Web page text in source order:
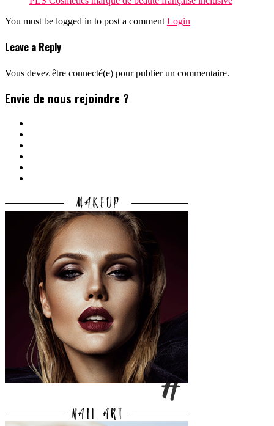
You must be logged in to post a comment Login
Leave a Reply
Vous devez être connecté(e) pour publier un commentaire.
Envie de nous rejoindre ?